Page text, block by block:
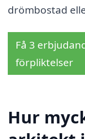
drömbostad
Få 3
förpliktelser
Hur